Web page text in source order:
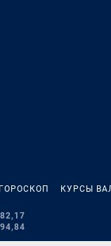
ГОРОСКОП КУРСЫ
94,84